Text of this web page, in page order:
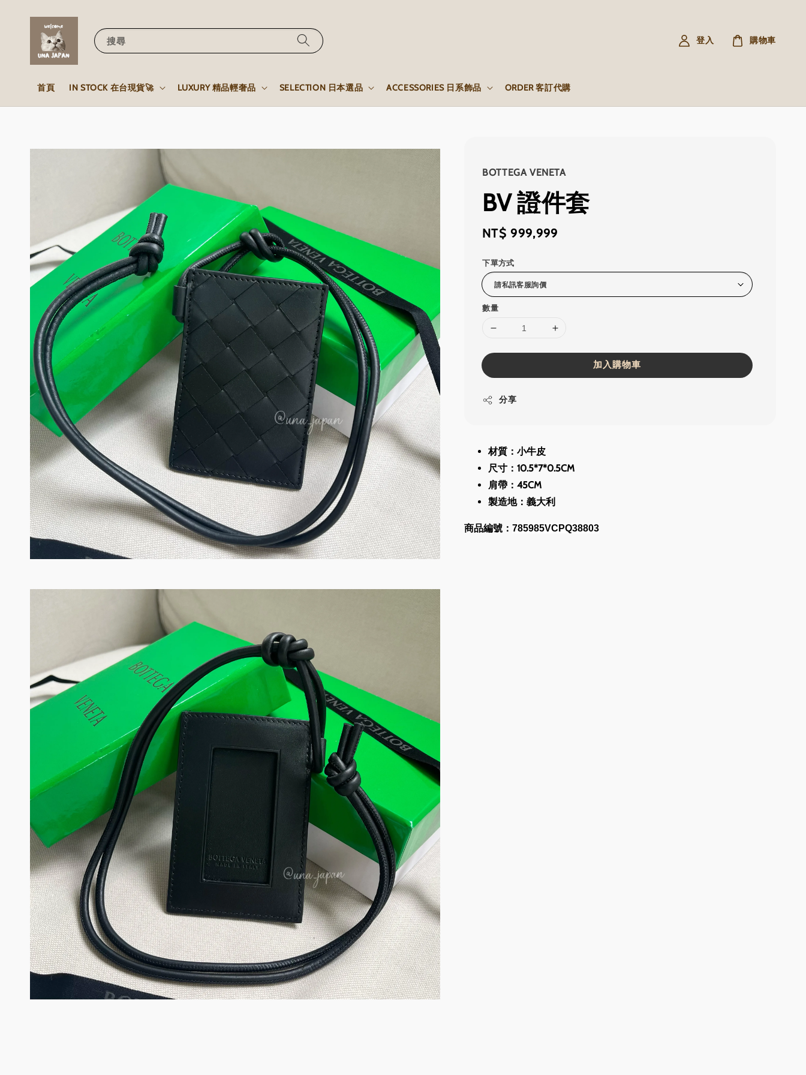
搜尋
首頁 IN STOCK 在台現貨🚀 LUXURY 精品輕奢品 SELECTION 日本選品 ACCESSORIES 日系飾品 ORDER 客訂代購
登入 購物車
BOTTEGA VENETA
BV 證件套
Regular
NT$ 999,999
下單方式
數量
加入購物車
分享
材質：小牛皮
尺寸：10.5*7*0.5CM
肩帶：45CM
製造地：義大利
商品編號 ：785985VCPQ38803